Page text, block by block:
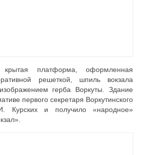
крытая платформа, оформленная
решеткой, шпиль вокзала
герба Воркуты. Здание
первого секретаря Воркутинского
Курских и получило «народное»